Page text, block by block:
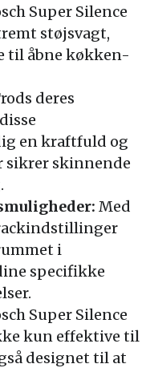
Super Silence
støjsvagt,
til åbne køkken-
deres
en kraftfuld og
sikrer skinnende
Med
i
specifikke
Super Silence
kun effektive til
designet til at